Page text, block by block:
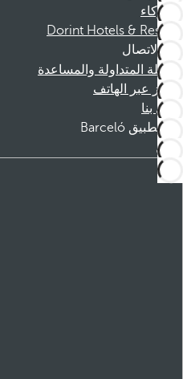
الشركاء
Dorint Hotels & Resorts
الاتصال
الأسئلة المتداولة والمساعدة
الحجز عبر الهاتف
اتصل بنا
تطبيق Barceló
تنزيل